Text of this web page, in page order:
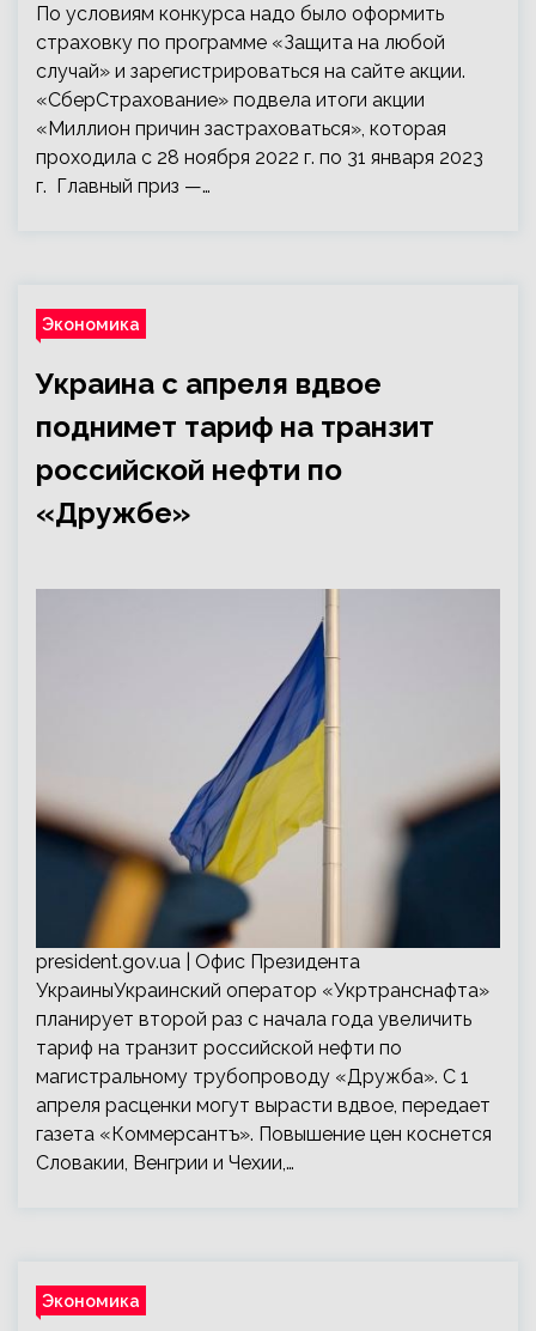
По условиям конкурса надо было оформить
страховку по программе «Защита на любой
случай» и зарегистрироваться на сайте акции.
«СберСтрахование» подвела итоги акции
«Миллион причин застраховаться», которая
проходила с 28 ноября 2022 г. по 31 января 2023
г. Главный приз —…
Экономика
Украина с апреля вдвое
поднимет тариф на транзит
российской нефти по
«Дружбе»
president.gov.ua | Офис Президента
УкраиныУкраинский оператор «Укртранснафта»
планирует второй раз с начала года увеличить
тариф на транзит российской нефти по
магистральному трубопроводу «Дружба». С 1
апреля расценки могут вырасти вдвое, передает
газета «Коммерсантъ». Повышение цен коснется
Словакии, Венгрии и Чехии,…
Экономика